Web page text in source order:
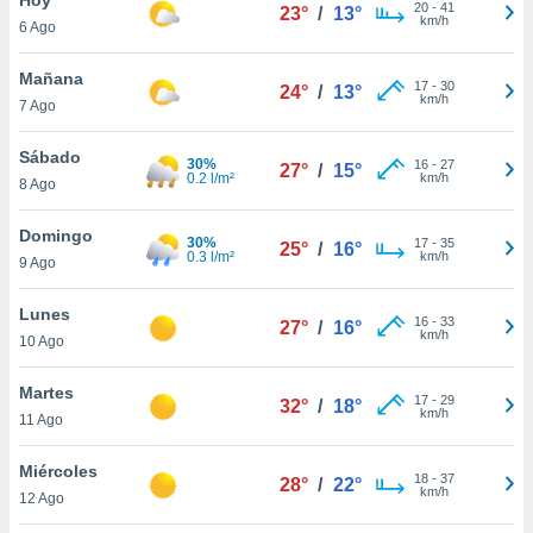
en
más
nuestra
de
cookies
aceptar
6 Ago
23° / 13° 20- 41
km/h
Mañana
7 Ago
24° / 13° 17- 30
km/h
Sábado
8 Ago
30%
0.2 l/m²
27° / 15° 16- 27
km/h
Domingo
9 Ago
30%
0.3 l/m²
25° / 16° 17- 35
km/h
Lunes
10 Ago
27° / 16° 16- 33
km/h
Martes
11 Ago
32° / 18° 17- 29
km/h
Miércoles
12 Ago
28° / 22° 18- 37
km/h